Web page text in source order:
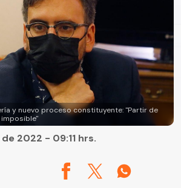
y nuevo proceso constituyente: "Partir de
2022 - 09:11 hrs.